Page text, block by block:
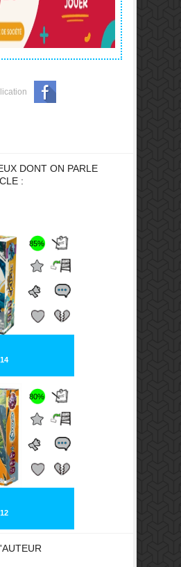
DONT ON PARLE
:
85%
80%